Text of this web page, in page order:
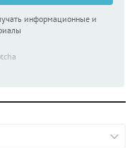
информационные и